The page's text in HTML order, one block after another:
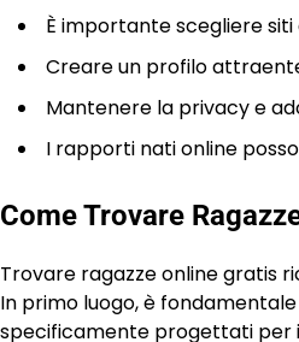
È importante scegliere
Creare un profilo
Mantenere la privacy e
I rapporti nati online
Come Trovare
Trovare ragazze online gratis
In primo luogo, è
specificamente progettati per